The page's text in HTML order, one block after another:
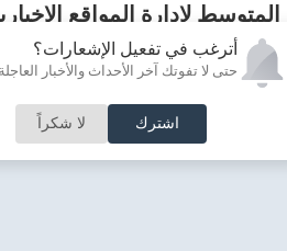
أترغب في تفعيل الإشعارات؟
حتى لا تفوتك آخر الأحداث والأخبار العاجلة
اشترك لا شكراً
المتوسط لإدارة المواقع
تغطيات خاصة لقاء الأسبوع